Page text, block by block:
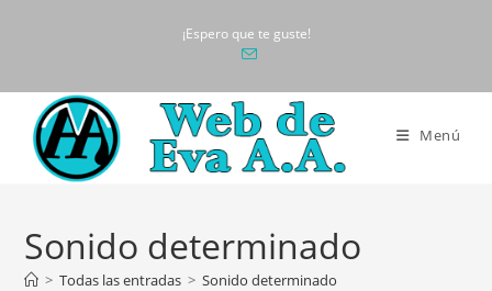
¡Espero que te guste!
Menú
Sonido determinado
> Todas las entradas > Sonido determinado